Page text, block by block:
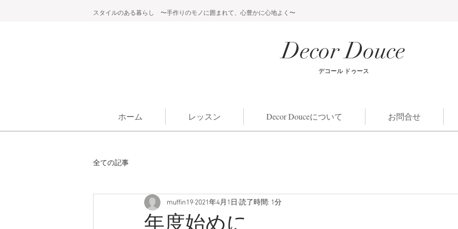
スタイルのある暮らし 〜手作りのモノに囲まれて、心豊かに心地よく〜
Decor Douce
​デコール ドゥース
ホーム レッスン Decor Douceについて お問合せ
全ての記事
muffin19 2021年4月1日 読了時間: 1分